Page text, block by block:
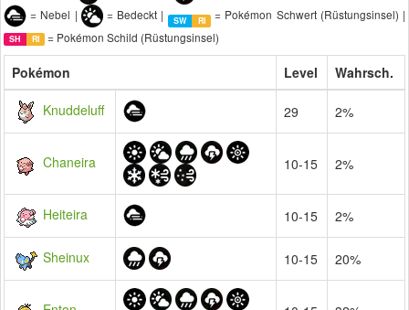
= Nebel |
= Bedeckt | SW RI = Pokémon Schwert (Rüstungsinsel) |
SH RI = Pokémon Schild (Rüstungsinsel)
Pokémon Level Wahrsch.
Knuddeluff 29 2%
Chaneira 10-15 2%
Heiteira 10-15 2%
Sheinux 10-15 20%